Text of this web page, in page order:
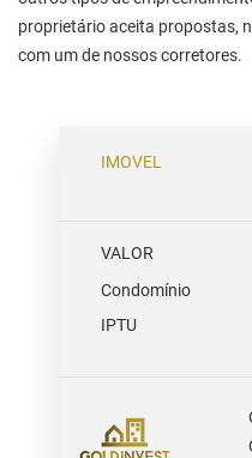
proprietário aceita propostas,
com um de nossos corretores.
IMOVEL
VALOR
Condomínio
IPTU